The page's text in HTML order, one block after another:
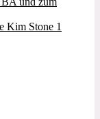
Kim Stone 1